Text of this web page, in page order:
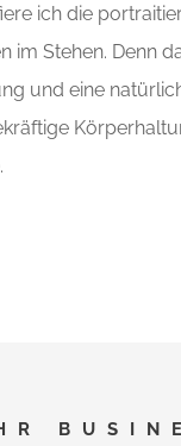
ich die
im Stehen. Denn
und eine